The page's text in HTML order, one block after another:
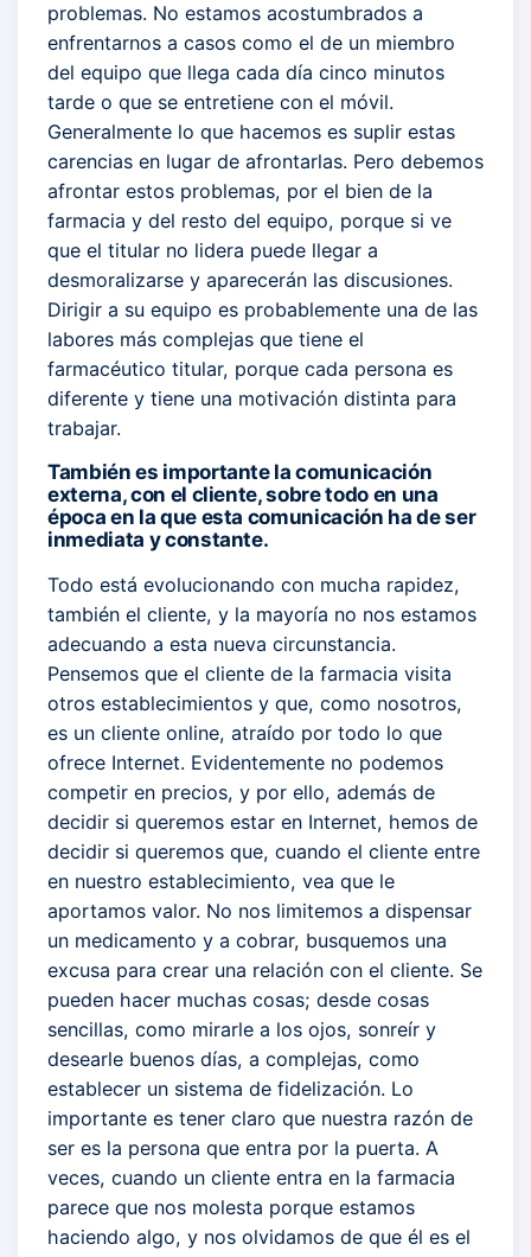
problemas. No estamos acostumbrados a
enfrentarnos a casos como el de un miembro
del equipo que llega cada día cinco minutos
tarde o que se entretiene con el móvil.
Generalmente lo que hacemos es suplir estas
carencias en lugar de afrontarlas. Pero debemos
afrontar estos problemas, por el bien de la
farmacia y del resto del equipo, porque si ve
que el titular no lidera puede llegar a
desmoralizarse y aparecerán las discusiones.
Dirigir a su equipo es probablemente una de las
labores más complejas que tiene el
farmacéutico titular, porque cada persona es
diferente y tiene una motivación distinta para
trabajar.
También es importante la comunicación
externa, con el cliente, sobre todo en una
época en la que esta comunicación ha de ser
inmediata y constante.
Todo está evolucionando con mucha rapidez,
también el cliente, y la mayoría no nos estamos
adecuando a esta nueva circunstancia.
Pensemos que el cliente de la farmacia visita
otros establecimientos y que, como nosotros,
es un cliente online, atraído por todo lo que
ofrece Internet. Evidentemente no podemos
competir en precios, y por ello, además de
decidir si queremos estar en Internet, hemos de
decidir si queremos que, cuando el cliente entre
en nuestro establecimiento, vea que le
aportamos valor. No nos limitemos a dispensar
un medicamento y a cobrar, busquemos una
excusa para crear una relación con el cliente. Se
pueden hacer muchas cosas; desde cosas
sencillas, como mirarle a los ojos, sonreír y
desearle buenos días, a complejas, como
establecer un sistema de fidelización. Lo
importante es tener claro que nuestra razón de
ser es la persona que entra por la puerta. A
veces, cuando un cliente entra en la farmacia
parece que nos molesta porque estamos
haciendo algo, y nos olvidamos de que él es el